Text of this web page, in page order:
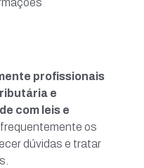
profissionais
e
com leis e
frequentemente os
dúvidas e tratar